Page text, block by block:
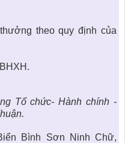
theo quy định của
Tổ chức- Hành chính -
Bình Sơn Ninh Chữ,